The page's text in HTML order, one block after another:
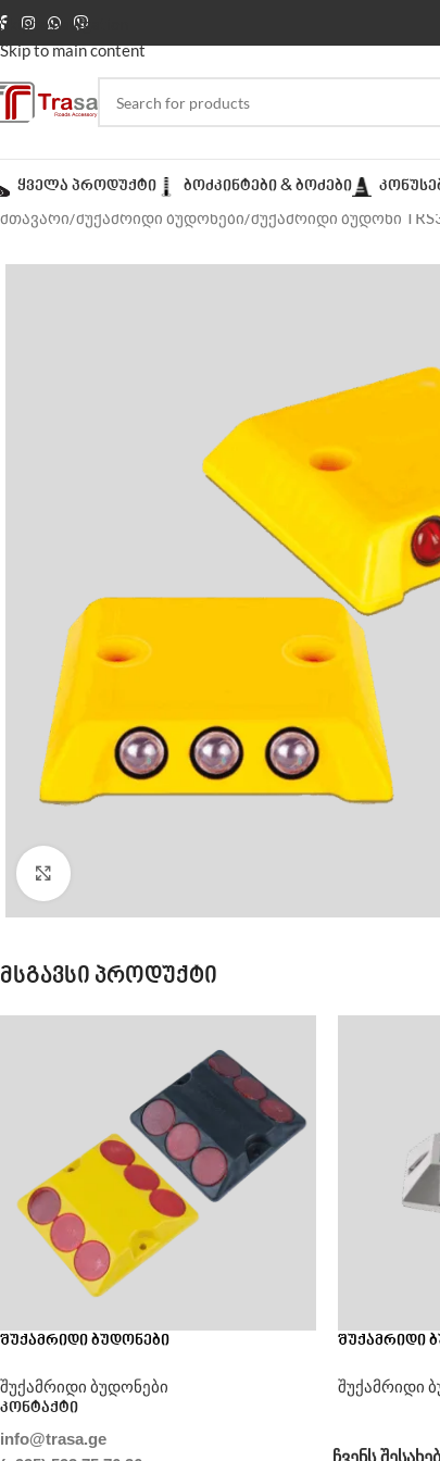
Skip to navigation
Skip to main content
ᲧᲕᲔᲚᲐ ᲞᲠᲝᲓᲣᲥᲢᲘ ᲑᲝᲫᲙᲘᲜᲢᲔᲑᲘ & ᲑᲝᲫᲔᲑᲘ
მთავარი შუქამრიდი ბუდონები შუქამრიდი ბუდონი
მსგავსი პროდუქტი
შუქამრიდი ბუდონები
შუქამრიდი ბუდონები
შუქამრიდი
შუქამრიდი
კონტაქტი
info@trasa.ge